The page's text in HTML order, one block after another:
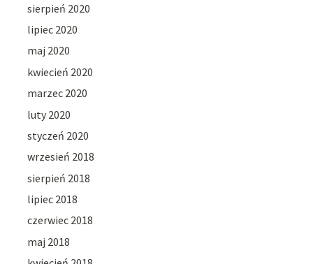
sierpień 2020
lipiec 2020
maj 2020
kwiecień 2020
marzec 2020
luty 2020
styczeń 2020
wrzesień 2018
sierpień 2018
lipiec 2018
czerwiec 2018
maj 2018